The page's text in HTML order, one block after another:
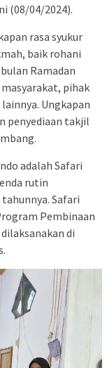
(08/04/2024).
rasa syukur
baik rohani
Ramadan
pihak
Ungkapan
penyediaan takjil
adalah Safari
rutin
Safari
Pembinaan
di